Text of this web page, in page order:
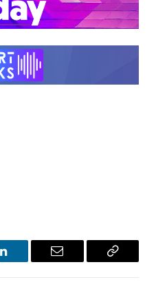
LinkedIn Email
Copy